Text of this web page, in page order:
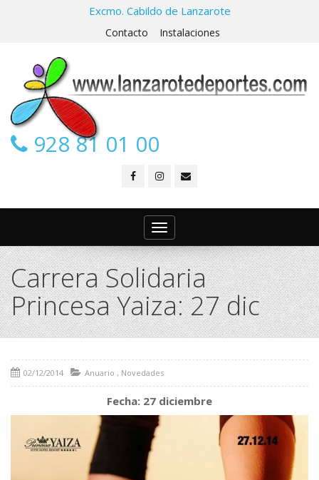
Excmo. Cabildo de Lanzarote
Contacto Instalaciones
928 81 01 00
Toggle
navigation
Carrera Solidaria
Princesa Yaiza: 27 dic
02/12/2014 Anuario , Novedades
Fecha: 27 diciembre